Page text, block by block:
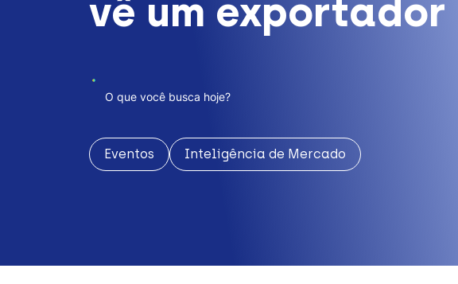
vê um exportador
Eventos Inteligência de Mercado